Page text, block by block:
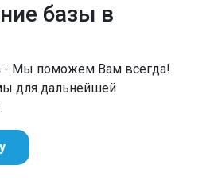
базы в
- Мы поможем Вам всегда!
для дальнейшей